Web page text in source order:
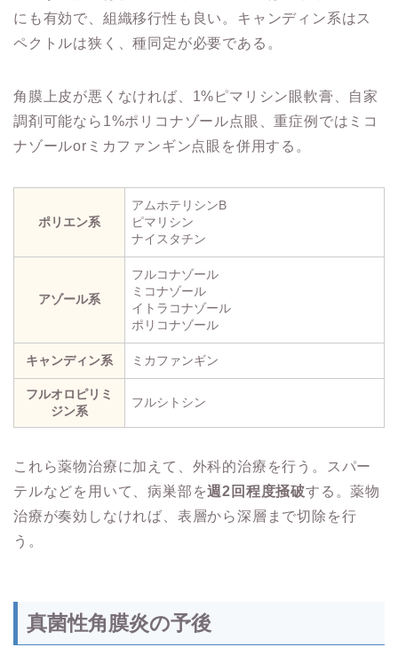
にも有効で、組織移行性も良い。キャンディン系はス
ペクトルは狭く、種同定が必要である。
角膜上皮が悪くなければ、1%ピマリシン眼軟膏、自家
調剤可能なら1%ポリコナゾール点眼、重症例ではミコ
ナゾールorミカファンギン点眼を併用する。
ポリエン系
アムホテリシンB
ピマリシン
ナイスタチン
アゾール系
フルコナゾール
ミコナゾール
イトラコナゾール
ポリコナゾール
キャンディン系 ミカファンギン
フルオロピリミ
ジン系
フルシトシン
これら薬物治療に加えて、外科的治療を行う。スパー
テルなどを用いて、病巣部を週2回程度掻破する。薬物
治療が奏効しなければ、表層から深層まで切除を行
う。
真菌性角膜炎の予後